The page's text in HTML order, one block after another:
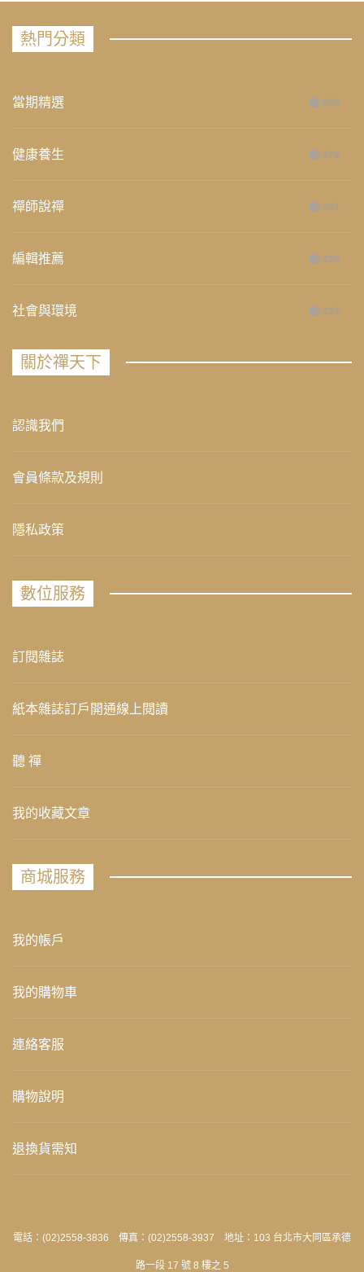
熱門分類
當期精選 658
健康養生 276
禪師說禪 267
編輯推薦 236
社會與環境 235
關於禪天下
認識我們
會員條款及規則
隱私政策
數位服務
訂閱雜誌
紙本雜誌訂戶開通線上閱讀
聽 禪
我的收藏文章
商城服務
我的帳戶
我的購物車
連絡客服
購物說明
退換貨需知
電話：(02)2558-3836 傳真：(02)2558-3937 地址：103 台北市大同區承德
路一段 17 號 8 樓之 5